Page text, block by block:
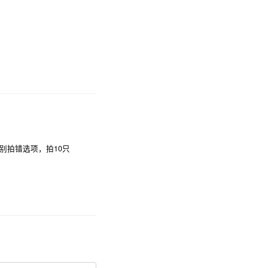
拍错选项，拍10只